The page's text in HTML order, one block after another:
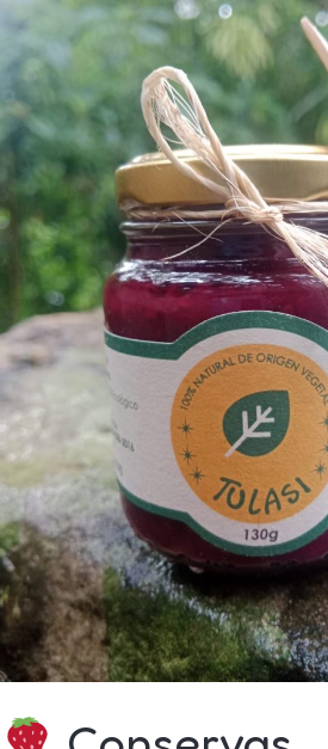
Conservas
artesanales:
sabor
real,
ingredientes
honestos